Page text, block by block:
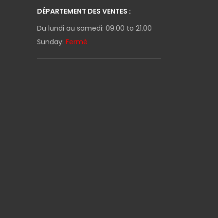
DÉPARTEMENT DES VENTES :
Du lundi au samedi: 09.00 to 21.00
Sunday: Fermé